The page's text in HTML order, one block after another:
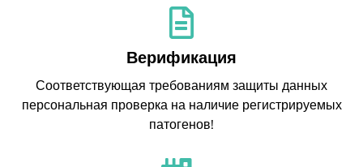
Верификация
Соответствующая требованиям защиты данных
персональная проверка на наличие регистрируемых
патогенов!